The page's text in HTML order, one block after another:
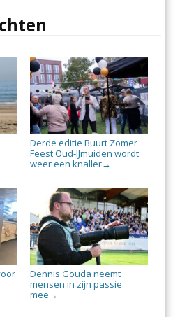
Derde editie Buurt Zomer
Feest Oud-IJmuiden wordt
weer een knaller→
Dennis Gouda neemt
mensen in zijn passie
mee →